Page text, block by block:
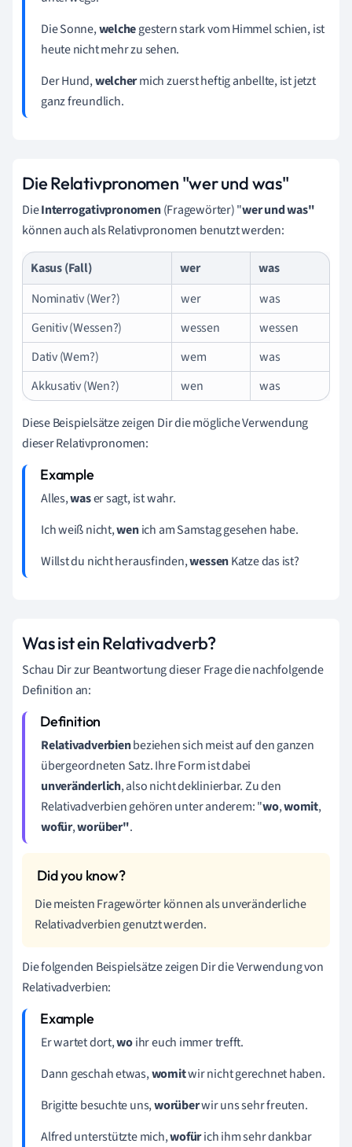
Die Sonne,welchegestern stark vom Himmel schien, ist
heute nicht mehr zu sehen.
Der Hund,welchermich zuerst heftig anbellte, ist jetzt
ganz freundlich.
Die Relativpronomen "wer und was"
DieInterrogativpronomen(Fragewörter) "wer und was"
können auch als Relativpronomen benutzt werden:
Kasus (Fall) wer
was
Nominativ (Wer?)
wer
was
Genitiv (Wessen?)
wessen
wessen
Dativ (Wem?)
wem
was
Akkusativ (Wen?)
wen was
Diese Beispielsätze zeigen Dir die mögliche Verwendung
dieser Relativpronomen:
Alles,waser sagt, ist wahr.
Ich weiß nicht,wenich am Samstag gesehen habe.
Willst du nicht herausfinden,wessenKatze das ist?
Was ist ein Relativadverb?
Schau Dir zur Beantwortung dieser Frage die nachfolgende
Definition an:
Relativadverbienbeziehen sich meist auf den ganzen
übergeordneten Satz. Ihre Form ist dabei
unveränderlich, also nicht deklinierbar. Zu den
Relativadverbien gehören unter anderem: "wo,womit,
wofür,worüber".
Die meisten Fragewörter können als unveränderliche
Relativadverbien genutzt werden.
Die folgenden Beispielsätze zeigen Dir die Verwendung von
Relativadverbien:
Er wartet dort,woihr euch immer trefft.
Dann geschah etwas,womitwir nicht gerechnet haben.
Brigitte besuchte uns,worüberwir uns sehr freuten.
Alfred unterstützte mich,wofürich ihm sehr dankbar